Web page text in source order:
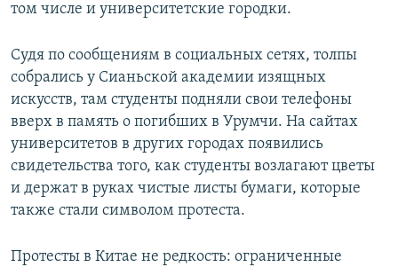
том числе и университетские городки.
Судя по сообщениям в социальных сетях, толпы
собрались у Сианьской академии изящных
искусств, там студенты подняли свои телефоны
вверх в память о погибших в Урумчи. На сайтах
университетов в других городах появились
свидетельства того, как студенты возлагают цветы
и держат в руках чистые листы бумаги, которые
также стали символом протеста.
Протесты в Китае не редкость: ограниченные